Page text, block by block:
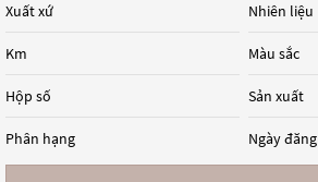
Xuất xứ
Km
Hộp số
Phân hạng
Nhiên liệu
Màu sắc
Sản xuất
Ngày đăng